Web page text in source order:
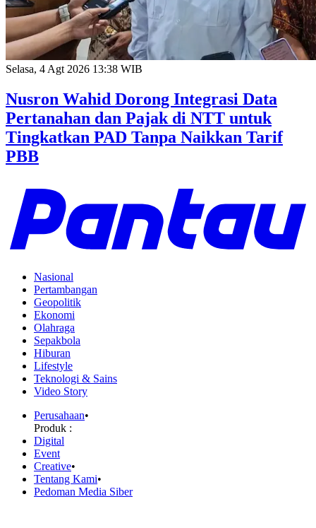
Selasa, 4 Agt 2026 13:38 WIB
Nusron Wahid Dorong Integrasi Data
Pertanahan dan Pajak di NTT untuk
Tingkatkan PAD Tanpa Naikkan Tarif
PBB
Nasional
Pertambangan
Geopolitik
Ekonomi
Olahraga
Sepakbola
Hiburan
Lifestyle
Teknologi & Sains
Video Story
Perusahaan•
Produk :
Digital
Event
Creative•
Tentang Kami•
Pedoman Media Siber